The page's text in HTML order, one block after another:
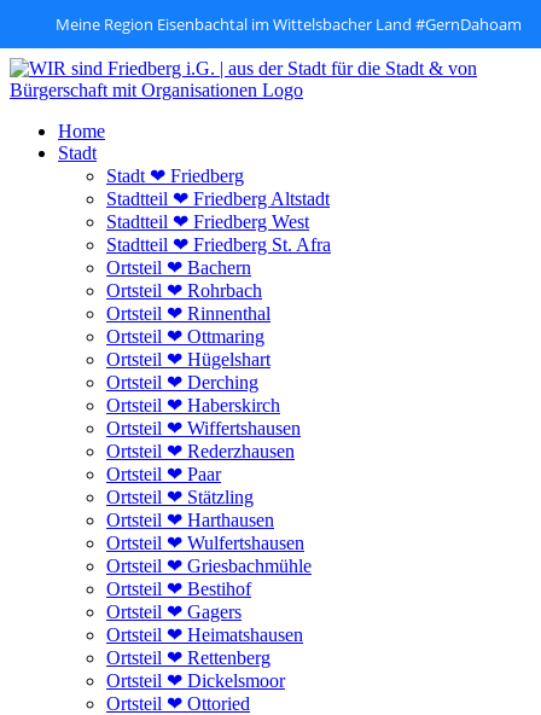
Meine Region Eisenbachtal im Wittelsbacher Land #GernDahoam
Zum
Inhalt
Home
Stadt
Stadt ❤ Friedberg
Stadtteil ❤ Friedberg Altstadt
Stadtteil ❤ Friedberg West
Stadtteil ❤ Friedberg St. Afra
Ortsteil ❤ Bachern
Ortsteil ❤ Rohrbach
Ortsteil ❤ Rinnenthal
Ortsteil ❤ Ottmaring
Ortsteil ❤ Hügelshart
Ortsteil ❤ Derching
Ortsteil ❤ Haberskirch
Ortsteil ❤ Wiffertshausen
Ortsteil ❤ Rederzhausen
Ortsteil ❤ Paar
Ortsteil ❤ Stätzling
Ortsteil ❤ Harthausen
Ortsteil ❤ Wulfertshausen
Ortsteil ❤ Griesbachmühle
Ortsteil ❤ Bestihof
Ortsteil ❤ Gagers
Ortsteil ❤ Heimatshausen
Ortsteil ❤ Rettenberg
Ortsteil ❤ Dickelsmoor
Ortsteil ❤ Ottoried